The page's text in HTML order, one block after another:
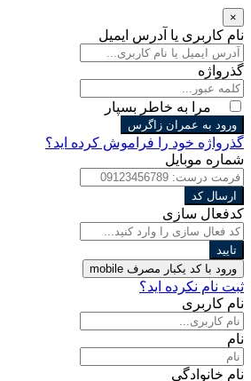
×
نام کاربری یا آدرس ایمیل
گذرواژه
مرا به خاطر بسپار
ورود به عمران زاگرس
گذرواژه خود را فراموش کرده اید؟
شماره موبایل
ارسال کد
کدفعال سازی
تایید
ورود با کد یکبار مصرف mobile
ثبت نام نکرده اید؟
نام کاربری
نام
نام خانوادگی